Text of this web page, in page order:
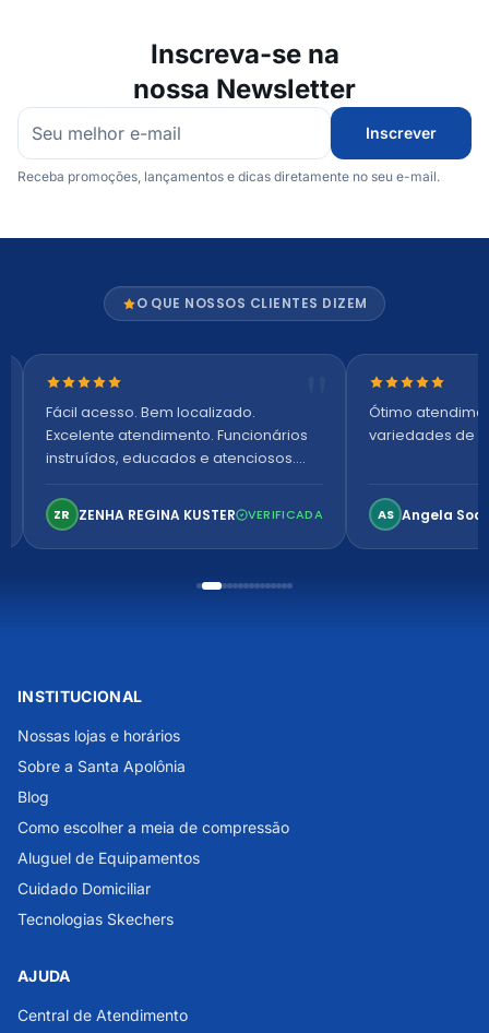
Inscreva-se na
nossa Newsletter
Inscrever
Receba promoções, lançamentos e dicas diretamente no seu e-mail.
O QUE NOSSOS CLIENTES DIZEM
Nota 5 de 5 estrelas
Fácil acesso. Bem localizado.
Excelente atendimento. Funcionários
instruídos, educados e atenciosos.
confortável. Perfeito!
ZR ZENHA REGINA KUSTER VERIFICADA
Nota 5 de 5
Ótimo
variedades de
AS Angela
INSTITUCIONAL
Nossas lojas e horários
Sobre a Santa Apolônia
Blog
Como escolher a meia de compressão
Aluguel de Equipamentos
Cuidado Domiciliar
Tecnologias Skechers
AJUDA
Central de Atendimento